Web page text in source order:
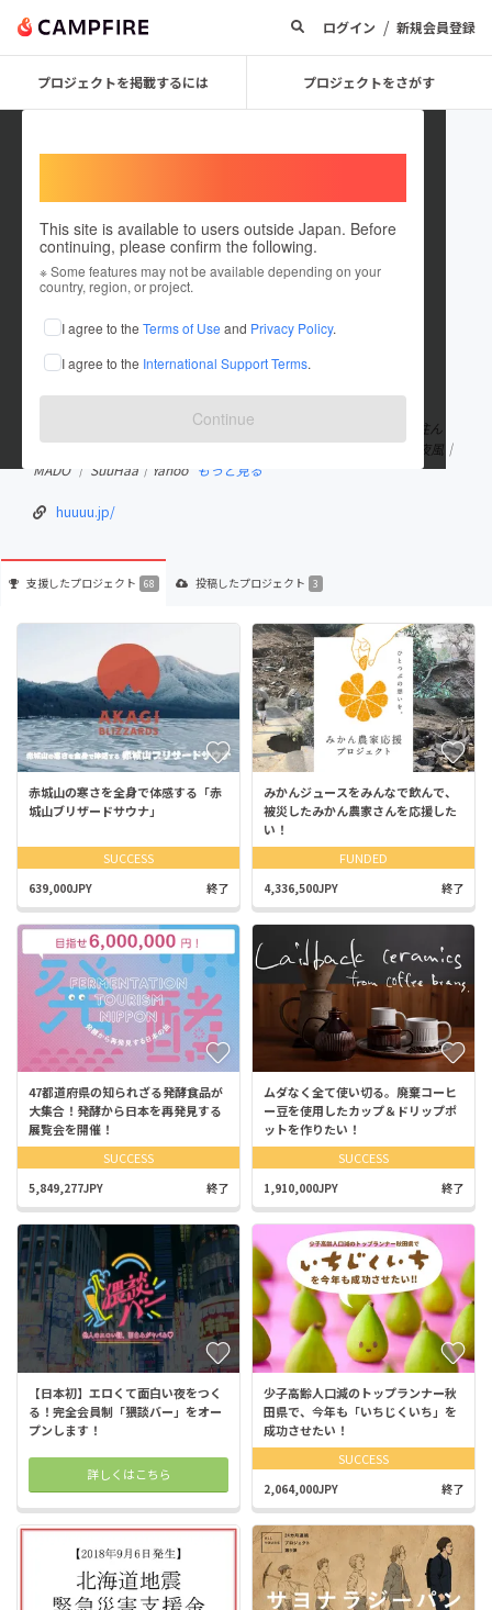
ログイン / 新規会員登録
プロジェクトを掲載するには プロジェクトをさがす
This site is available to users outside Japan. Before
continuing, please confirm the following.
※ Some features may not be available depending on your
country, region, or project.
I agree to the Terms of Use and Privacy Policy.
I agree to the International Support Terms.
Continue
kakijiro
これまでに68回支援して3件のプロジェクトを投稿しています
在住国：日本 現在地：長野県
出身国：日本 出身地：大阪府
Huuuu inc.代表。全国47都道府県を編集するお仕事。長野に移り住ん
で、自然を愛でています。縦より横。仮想より現場。ジモコロ｜ 夜風｜
MADO ｜ SuuHaa｜Yahoo もっと見る
huuuu.jp/
支援したプロジェクト 68 投稿したプロジェクト 3
赤城山の寒さを全身で体感する「赤
城山ブリザードサウナ」
SUCCESS
639,000JPY 終了
みかんジュースをみんなで飲んで、
被災したみかん農家さんを応援した
い！
FUNDED
4,336,500JPY 終了
47都道府県の知られざる発酵食品が
大集合！発酵から日本を再発見する
展覧会を開催！
SUCCESS
5,849,277JPY 終了
ムダなく全て使い切る。廃棄コーヒ
ー豆を使用したカップ＆ドリップポ
ットを作りたい！
SUCCESS
1,910,000JPY 終了
【日本初】エロくて面白い夜をつく
る！完全会員制「猥談バー」をオー
プンします！
詳しくはこちら
少子高齢人口減のトップランナー秋
田県で、今年も「いちじくいち」を
成功させたい！
SUCCESS
2,064,000JPY 終了